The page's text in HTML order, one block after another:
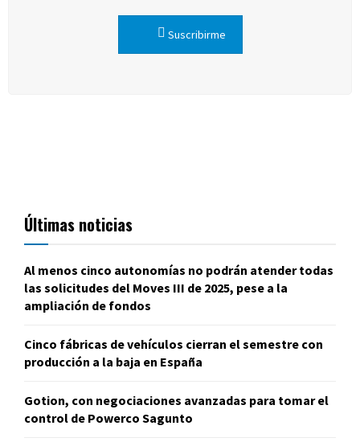
Suscribirme
Últimas noticias
Al menos cinco autonomías no podrán atender todas
las solicitudes del Moves III de 2025, pese a la
ampliación de fondos
Cinco fábricas de vehículos cierran el semestre con
producción a la baja en España
Gotion, con negociaciones avanzadas para tomar el
control de Powerco Sagunto